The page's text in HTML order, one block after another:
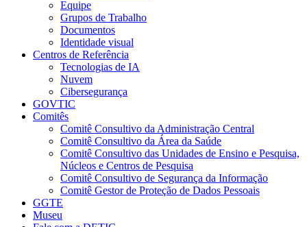
Equipe
Grupos de Trabalho
Documentos
Identidade visual
Centros de Referência
Tecnologias de IA
Nuvem
Cibersegurança
GOVTIC
Comitês
Comitê Consultivo da Administração Central
Comitê Consultivo da Área da Saúde
Comitê Consultivo das Unidades de Ensino e Pesquisa,
Núcleos e Centros de Pesquisa
Comitê Consultivo de Segurança da Informação
Comitê Gestor de Proteção de Dados Pessoais
GGTE
Museu